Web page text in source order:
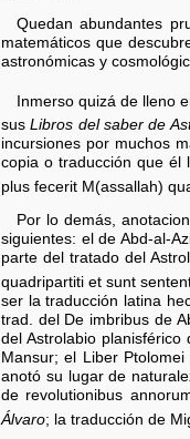
Quedan abundantes
matemáticos que
astronómicas y
Inmerso quizá de lleno
susLibros del saber de
incursiones por muchos
copia o traducción que él
plus fecerit M(assallah)
Por lo demás,
siguientes: el de Abd-al-
parte del tratado del
quadripartiti et sunt
ser la traducción latina
trad. del De imbribus de
del Astrolabio
Mansur; el Liber
anotó su lugar de
de revolutionibus
Álvaro; la traducción de